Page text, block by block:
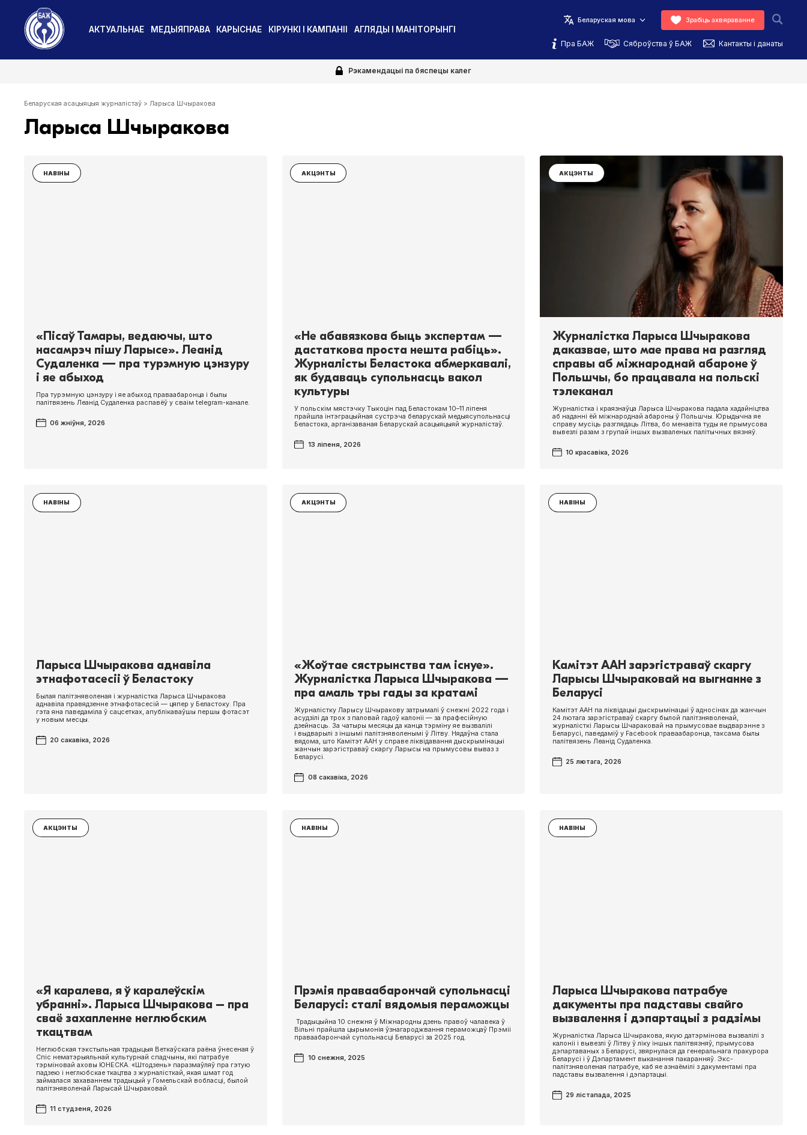
АКТУАЛЬНАЕ МЕДЫЯПРАВА КАРЫСНАЕ КІРУНКІ І КАМПАНІІ АГЛЯДЫ І МАНІТОРЫНГІ
Беларуская мова Зрабіць ахвяраванне
Пра БАЖ Сяброўства ў БАЖ Кантакты і данаты
Рэкамендацыі па бяспецы калег
Беларуская асацыяцыя журналістаў > Ларыса Шчыракова
Ларыса Шчыракова
НАВІНЫ
«Пісаў Тамары, ведаючы, што
насамрэч пішу Ларысе». Леанід
Судаленка — пра турэмную цэнзуру
і яе абыход
Пра турэмную цэнзуру і яе абыход праваабаронца і былы
палітвязень Леанід Судаленка распавёў у сваім telegram-канале.
06 жніўня, 2026
АКЦЭНТЫ
«Не абавязкова быць экспертам —
дастаткова проста нешта рабіць».
Журналісты Беластока абмеркавалі,
як будаваць супольнасць вакол
культуры
У польскім мястэчку Тыкоцін пад Беластокам 10–11 ліпеня
прайшла інтэграцыйная сустрэча беларускай медыясупольнасці
Беластока, арганізаваная Беларускай асацыяцыяй журналістаў.
13 ліпеня, 2026
АКЦЭНТЫ
Журналістка Ларыса Шчыракова
даказвае, што мае права на разгляд
справы аб міжнароднай абароне ў
Польшчы, бо працавала на польскі
тэлеканал
Журналістка і краязнаўца Ларыса Шчыракова падала хадайніцтва
аб наданні ёй міжнароднай абароны ў Польшчы. Юрыдычна яе
справу мусіць разглядаць Літва, бо менавіта туды яе прымусова
вывезлі разам з групай іншых вызваленых палітычных вязняў.
10 красавіка, 2026
НАВІНЫ
Ларыса Шчыракова аднавіла
этнафотасесіі ў Беластоку
Былая палітзняволеная і журналістка Ларыса Шчыракова
аднавіла правядзенне этнафотасесій — цяпер у Беластоку. Пра
гэта яна паведаміла ў сацсетках, апублікаваўшы першы фотасэт
у новым месцы.
20 сакавіка, 2026
АКЦЭНТЫ
«Жоўтае сястрынства там існуе».
Журналістка Ларыса Шчыракова —
пра амаль тры гады за кратамі
Журналістку Ларысу Шчыракову затрымалі ў снежні 2022 года і
асудзілі да трох з паловай гадоў калоніі — за прафесійную
дзейнасць. За чатыры месяцы да канца тэрміну яе вызвалілі
і выдварылі з іншымі палітзняволенымі ў Літву. Нядаўна стала
вядома, што Камітэт ААН у справе ліквідавання дыскрымінацыі
жанчын зарэгістраваў скаргу Ларысы на прымусовы вываз з
Беларусі.
08 сакавіка, 2026
НАВІНЫ
Камітэт ААН зарэгістраваў скаргу
Ларысы Шчыраковай на выгнанне з
Беларусі
Камітэт ААН па ліквідацыі дыскрымінацыі ў адносінах да жанчын
24 лютага зарэгістраваў скаргу былой палітзняволенай,
журналісткі Ларысы Шчараковай на прымусовае выдварэнне з
Беларусі, паведаміў у Face­book праваабаронца, таксама былы
палітвязень Леанід Судаленка.
25 лютага, 2026
АКЦЭНТЫ
«Я каралева, я ў каралеўскім
убранні». Ларыса Шчыракова – пра
сваё захапленне неглюбским
ткацтвам
Неглюбская тэкстыльная традыцыя Веткаўскага раёна ўнесеная ў
Спіс нематэрыяльнай культурнай спадчыны, які патрабуе
тэрміновай аховы ЮНЕСКА. «Штодзень» паразмаўляў пра гэтую
падзею і неглюбскае ткацтва з журналісткай, якая шмат год
займалася захаваннем традыцый у Гомельскай вобласці, былой
палітзняволенай Ларысай Шчыраковай.
11 студзеня, 2026
НАВІНЫ
Прэмія праваабарончай супольнасці
Беларусі: сталі вядомыя пераможцы
Традыцыйна 10 снежня ў Міжнародны дзень правоў чалавека ў
Вільні прайшла цырымонія ўзнагароджвання пераможцаў Прэміі
праваабарончай супольнасці Беларусі за 2025 год.
10 снежня, 2025
НАВІНЫ
Ларыса Шчыракова патрабуе
дакументы пра падставы свайго
вызвалення і дэпартацыі з радзімы
Журналістка Ларыса Шчыракова, якую датэрмінова вызвалілі з
калоніі і вывезлі ў Літву ў ліку іншых палітвязняў, прымусова
дэпартаваных з Беларусі, звярнулася да генеральнага пракурора
Беларусі і ў Дэпартамент выканання пакаранняў. Экс-
палітзняволеная патрабуе, каб яе азнаёмілі з дакументамі пра
падставы вызвалення і дэпартацыі.
29 лістапада, 2025